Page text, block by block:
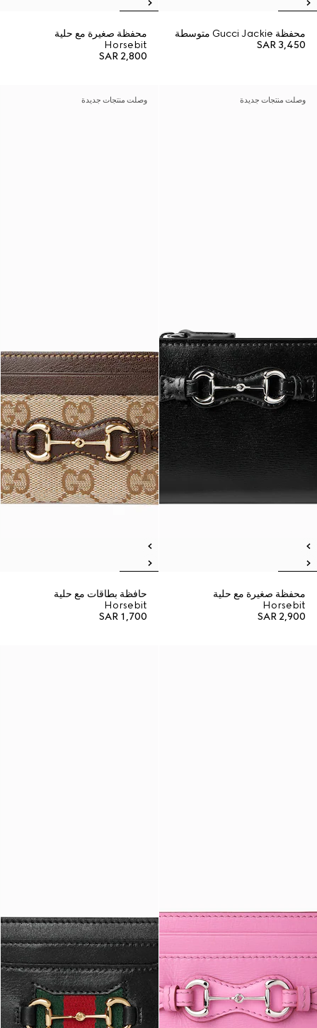
محفظة Gucci Jackie متوسطة
SAR 3,450
محفظة صغيرة مع حلية
Horsebit
SAR 2,800
وصلت منتجات جديدة
محفظة صغيرة مع حلية
Horsebit
SAR 2,900
وصلت منتجات جديدة
حافظة بطاقات مع حلية
Horsebit
SAR 1,700